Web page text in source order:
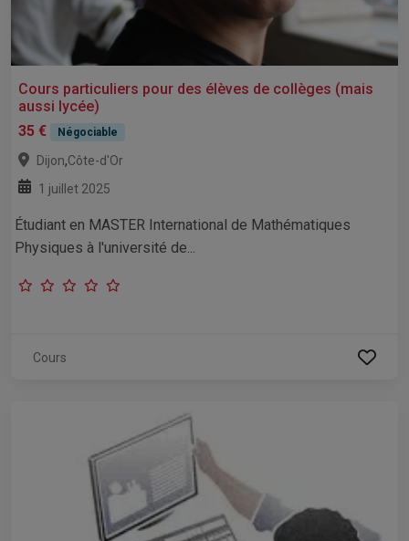
Cours particuliers pour des élèves de collèges (mais
aussi lycée)
35 €
Négociable
Dijon,Côte-d'Or
1 juillet 2025
Étudiant en MASTER International de Mathématiques
Physiques à l'université de...
Cours